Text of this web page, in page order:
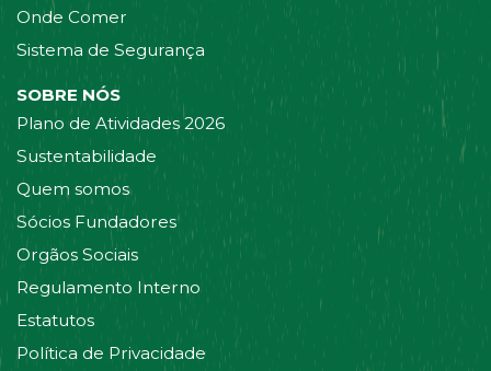
Onde Comer
Sistema de Segurança
SOBRE NÓS
Plano de Atividades 2026
Sustentabilidade
Quem somos
Sócios Fundadores
Orgãos Sociais
Regulamento Interno
Estatutos
Política de Privacidade